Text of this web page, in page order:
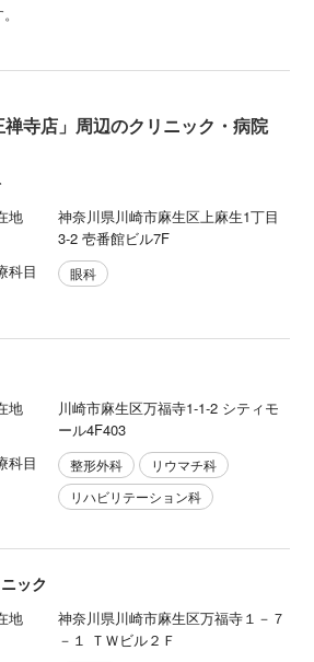
寺店」周辺のクリニック・病院
地
神奈川県川崎市麻生区上麻生1丁目
3-2 壱番館ビル7F
科目
眼科
地
川崎市麻生区万福寺1-1-2 シティモ
ール4F403
科目
整形外科
リウマチ科
リハビリテーション科
ック
地
神奈川県川崎市麻生区万福寺１－７
－１ ＴＷビル２Ｆ